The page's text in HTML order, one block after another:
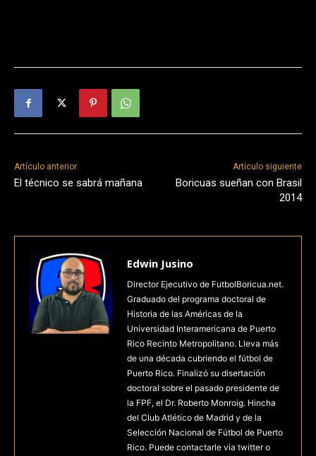
Artículo anterior
El técnico se sabrá mañana
Artículo siguiente
Boricuas sueñan con Brasil
2014
Edwin Jusino
Director Ejecutivo de FutbolBoricua.net.
Graduado del programa doctoral de
Historia de las Américas de la
Universidad Interamericana de Puerto
Rico Recinto Metropolitano. Lleva más
de una década cubriendo el fútbol de
Puerto Rico. Finalizó su disertación
doctoral sobre el pasado presidente de
la FPF, el Dr. Roberto Monroig. Hincha
del Club Atlético de Madrid y de la
Selección Nacional de Fútbol de Puerto
Rico. Puede contactarle via twitter o